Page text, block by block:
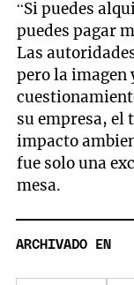
“Si puedes
puedes pagar
Las
pero la imagen
su empresa, el
impacto
fue solo una
mesa.
ARCHIVADO EN